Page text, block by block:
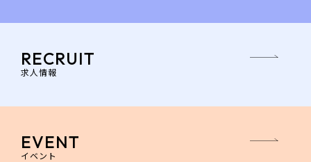
RECRUIT
求人情報
EVENT
イベント